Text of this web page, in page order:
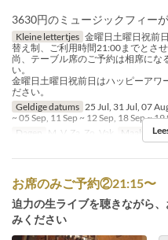
3630円のミュージックフィーが
Kleine lettertjes 金曜日土曜日祝前
替え制、ご利用時間21:00までとさせ
尚、テーブル席のご予約は相席にな
い。
金曜日土曜日祝前日はハッピーアワ
ださい。
Geldige datums 25 Jul, 31 Jul, 07
~ 05 Sep, 11 Sep ~ 12 Sep, 18 Sep ~ 19
Dagen
M, V, Za, Zo, Vak Maaltijden
お席のみご予約②21:15〜
迫力の生ライブを聴きながら
みください